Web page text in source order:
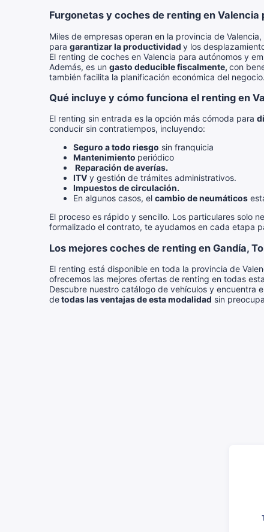
Furgonetas y coches de renting en
Miles de empresas operan en la provincia de
para garantizar la productividad y los
El renting de coches en Valencia para autónomos y
Además, es un gasto deducible fiscalmente, con
también facilita la planificación económica del negocio.
Qué incluye y cómo funciona el renting en
El renting sin entrada es la opción más cómoda para
conducir sin contratiempos, incluyendo:
Seguro a todo riesgo sin franquicia
Mantenimiento periódico
Reparación de averías.
ITV y gestión de trámites administrativos.
Impuestos de circulación.
En algunos casos, el cambio de neumáticos
El proceso es rápido y sencillo. Los particulares solo
formalizado el contrato, te ayudamos en cada etapa
Los mejores coches de renting en Gandía,
El renting está disponible en toda la provincia de
ofrecemos las mejores ofertas de renting en todas
Descubre nuestro catálogo de vehículos y encuentra
detodas las ventajas de esta modalidad sin